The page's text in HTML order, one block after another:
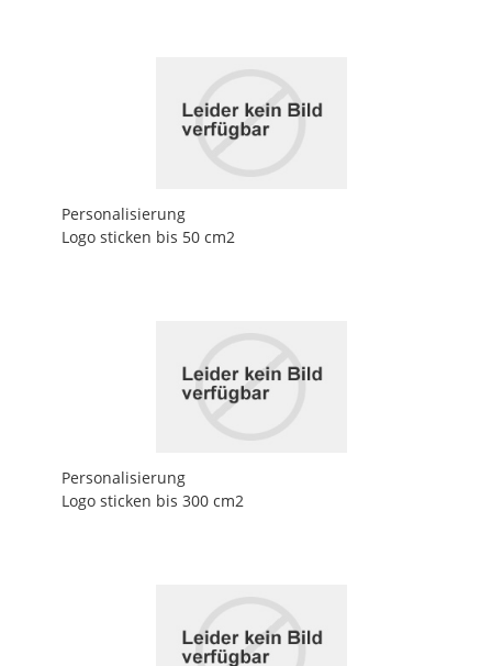
Personalisierung
Logo sticken bis 50 cm2
Personalisierung
Logo sticken bis 300 cm2